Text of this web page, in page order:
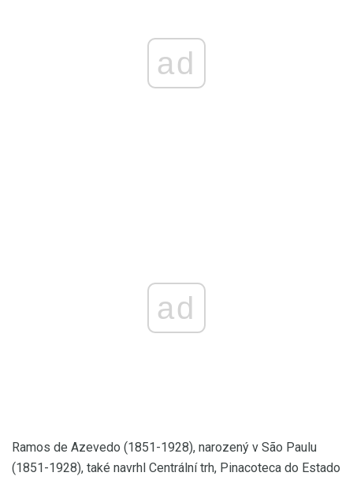
ad
ad
Ramos de Azevedo (1851-1928), narozený v São Paulu
(1851-1928), také navrhl Centrální trh, Pinacoteca do Estado